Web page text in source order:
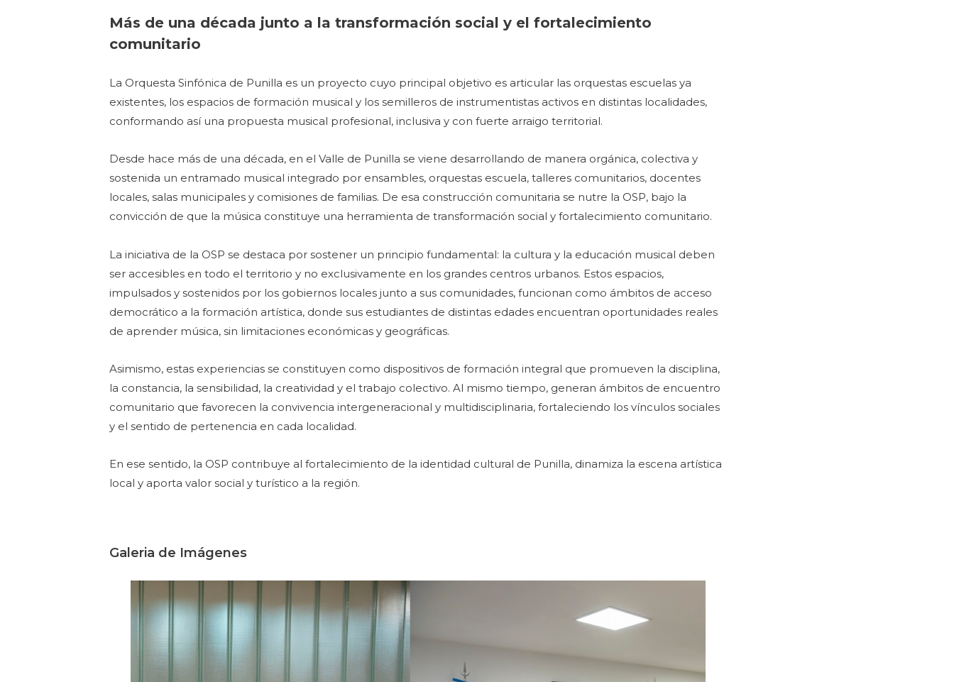
Más de una década junto a la transformación social y el fortalecimiento
comunitario
La Orquesta Sinfónica de Punilla es un proyecto cuyo principal objetivo es articular las orquestas escuelas ya
existentes, los espacios de formación musical y los semilleros de instrumentistas activos en distintas localidades,
conformando así una propuesta musical profesional, inclusiva y con fuerte arraigo territorial.
Desde hace más de una década, en el Valle de Punilla se viene desarrollando de manera orgánica, colectiva y
sostenida un entramado musical integrado por ensambles, orquestas escuela, talleres comunitarios, docentes
locales, salas municipales y comisiones de familias. De esa construcción comunitaria se nutre la OSP, bajo la
convicción de que la música constituye una herramienta de transformación social y fortalecimiento comunitario.
La iniciativa de la OSP se destaca por sostener un principio fundamental: la cultura y la educación musical deben
ser accesibles en todo el territorio y no exclusivamente en los grandes centros urbanos. Estos espacios,
impulsados y sostenidos por los gobiernos locales junto a sus comunidades, funcionan como ámbitos de acceso
democrático a la formación artística, donde sus estudiantes de distintas edades encuentran oportunidades reales
de aprender música, sin limitaciones económicas y geográficas.
Asimismo, estas experiencias se constituyen como dispositivos de formación integral que promueven la disciplina,
la constancia, la sensibilidad, la creatividad y el trabajo colectivo. Al mismo tiempo, generan ámbitos de encuentro
comunitario que favorecen la convivencia intergeneracional y multidisciplinaria, fortaleciendo los vínculos sociales
y el sentido de pertenencia en cada localidad.
En ese sentido, la OSP contribuye al fortalecimiento de la identidad cultural de Punilla, dinamiza la escena artística
local y aporta valor social y turístico a la región.
Galeria de Imágenes